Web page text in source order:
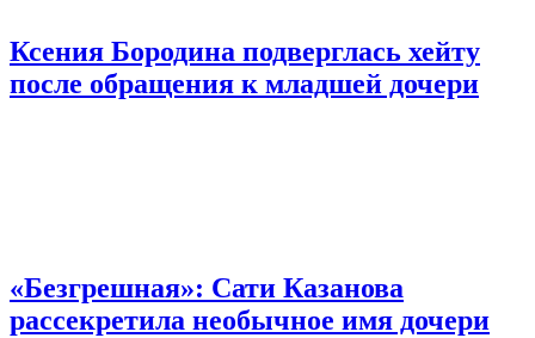
Ксения Бородина подверглась хейту
после обращения к младшей дочери
«Безгрешная»: Сати Казанова
рассекретила необычное имя дочери